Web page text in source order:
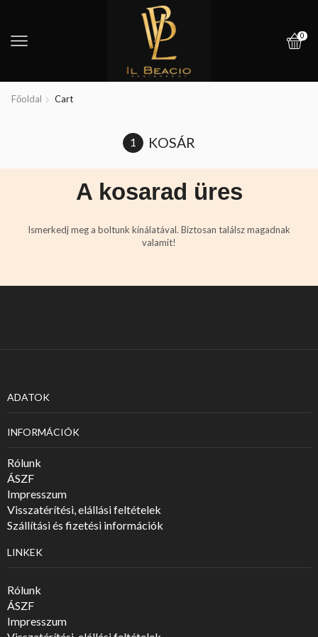
0
Főoldal Cart
KOSÁR
A kosarad üres
Ismerkedj meg a boltunk kínálatával. Biztosan találsz magadnak
valamit!
ADATOK
INFORMÁCIÓK
Rólunk
ÁSZF
Impresszum
Visszatérítési, elállási feltételek
Szállítási és fizetési információk
LINKEK
Rólunk
ÁSZF
Impresszum